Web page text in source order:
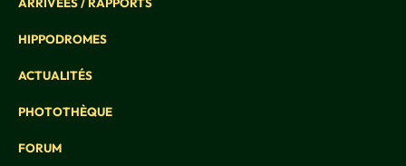
HIPPODROMES
ACTUALITÉS
PHOTOTHÈQUE
FORUM